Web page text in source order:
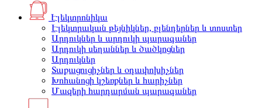
Էլեկտրոնիկա
Էլեկտրական թեյնիկներ, բլենդերներ և տոստեր
Արդուկներ և արդուկի պարագաներ
Արդուկի սեղաններ և ծածկոցներ
Արդուկներ
Տաքացուցիչներ և օդափոխիչներ
Խոհանոցի կշեռքներ և հարիչներ
Մազերի հարդարման պարագաներ